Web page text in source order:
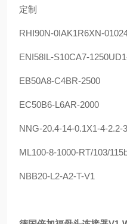
定制
RHI90N-0IAK1R6XN-
ENI58IL-S10CA7-
EB50A8-C4BR-2500
EC50B6-L6AR-2000
NNG-20.4-14-0.1X1-4-2.2-
ML100-8-1000-RT/103/
NBB20-L2-A2-T-V1